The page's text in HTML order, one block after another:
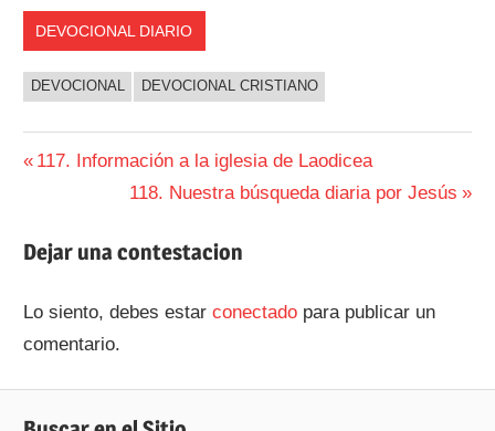
DEVOCIONAL DIARIO
DEVOCIONAL DEVOCIONAL CRISTIANO
Navegación
entradas
Entrada
117. Información a la iglesia de Laodicea
Siguiente
118. Nuestra búsqueda diaria por Jesús
Dejar una contestacion
Lo siento, debes estarconectado para publicar un
comentario.